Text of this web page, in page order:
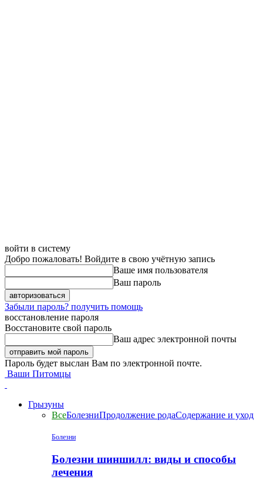
войти в систему
Добро пожаловать! Войдите в свою учётную запись
Ваше имя пользователя
Ваш пароль
Забыли пароль? получить помощь
восстановление пароля
Восстановите свой пароль
Ваш адрес электронной почты
Пароль будет выслан Вам по электронной почте.
Ваши Питомцы
Грызуны
ВсеБолезниПродолжение родаСодержание и уход
Болезни
Болезни шиншилл: виды и способы
лечения